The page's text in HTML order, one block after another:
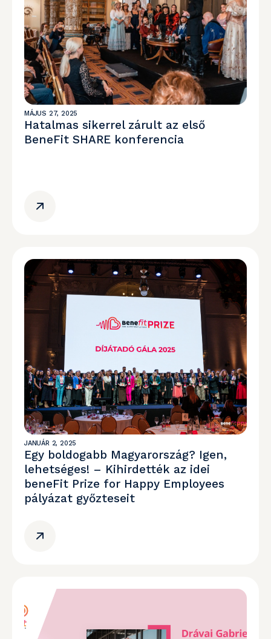
MÁJUS 27, 2025
Hatalmas sikerrel zárult az első
BeneFit SHARE konferencia
JANUÁR 2, 2025
Egy boldogabb Magyarország? Igen,
lehetséges! – Kihirdették az idei
beneFit Prize for Happy Employees
pályázat győzteseit